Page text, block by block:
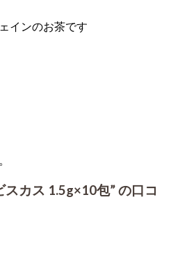
インのお茶です
カス 1.5g×10包” の口コ